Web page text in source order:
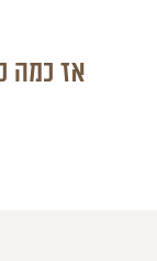
אז כמה